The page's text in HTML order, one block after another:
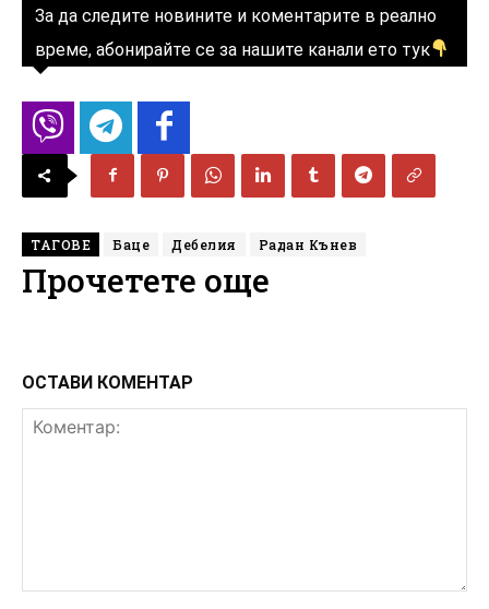
За да следите новините и коментарите в реално
време, абонирайте се за нашите канали ето тук
ТАГОВЕ Баце Дебелия Радан Кънев
Прочетете още
ОСТАВИ КОМЕНТАР